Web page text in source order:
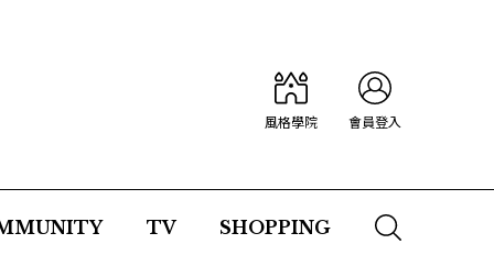
風格學院 會員登入
TV SHOPPING